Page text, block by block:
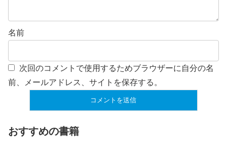
名前
次回のコメントで使用するためブラウザーに自分の名
前、メールアドレス、サイトを保存する。
おすすめの書籍